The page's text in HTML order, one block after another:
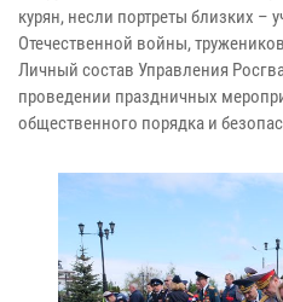
курян, несли портреты близких –
Отечественной войны,
Личный состав Управления
проведении праздничных
общественного порядка и